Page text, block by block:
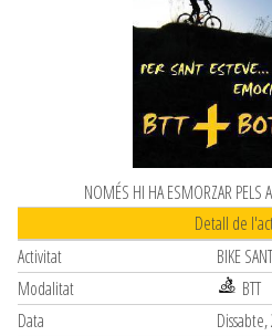
NOMÉS HI HA ESMORZAR PELS
Detall de
Activitat
BIKE
Modalitat
BTT
Data